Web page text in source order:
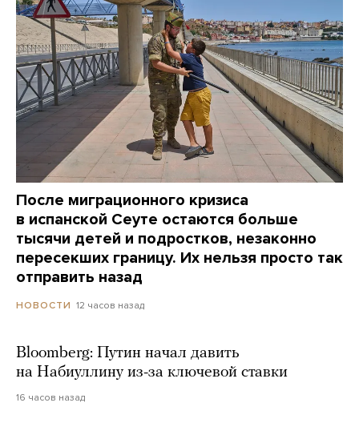
После миграционного кризиса
в испанской Сеуте остаются больше
тысячи детей и подростков, незаконно
пересекших границу. Их нельзя просто так
отправить назад
НОВОСТИ 12 часов назад
Bloomberg: Путин начал давить
на Набиуллину из-за ключевой ставки
16 часов назад